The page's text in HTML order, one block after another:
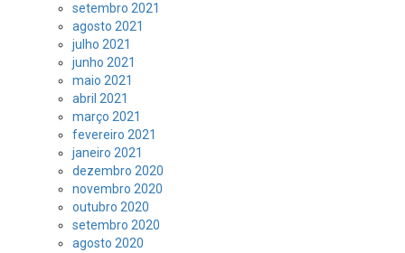
setembro 2021
agosto 2021
julho 2021
junho 2021
maio 2021
abril 2021
março 2021
fevereiro 2021
janeiro 2021
dezembro 2020
novembro 2020
outubro 2020
setembro 2020
agosto 2020